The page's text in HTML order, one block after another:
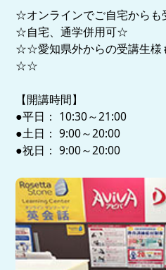
☆オンラインでご自宅から
☆自宅、通学併用可☆
☆☆愛知県外からの受講生様
☆☆
【開講時間】
●平日： 10:30～21:00
●土日： 9:00～20:00
●祝日： 9:00～20:00